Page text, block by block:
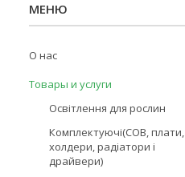
О нас
Товары и услуги
Освітлення для рослин
Комплектуючі(COB, плати,
холдери, радіатори і
драйвери)